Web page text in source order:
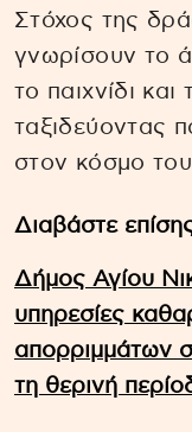
Στόχος της
γνωρίσουν το
το παιχνίδι και
ταξιδεύοντας
στον κόσμο
Διαβάστε
Δήμος Αγίου
υπηρεσίες
απορριμμάτων
τη θερινή